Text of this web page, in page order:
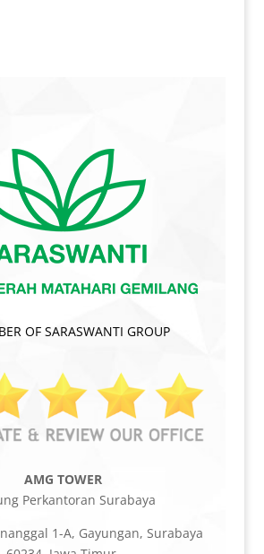
OF SARASWANTI GROUP
AMG TOWER
Perkantoran Surabaya
1-A, Gayungan, Surabaya